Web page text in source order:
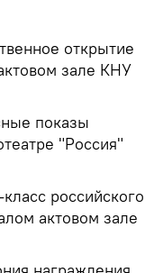
открытие
зале КНУ
показы
"Россия"
российского
актовом зале